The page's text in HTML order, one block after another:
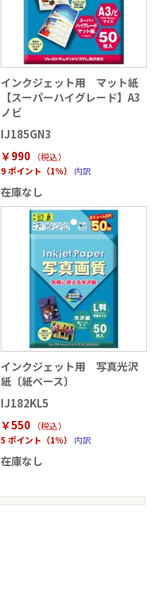
インクジェット用 マット紙
【スーパーハイグレード】A3
ノビ
IJ185GN3
￥990
（税込）
9 ポイント（1％）
内訳
在庫なし
インクジェット用 写真光沢
紙〔紙ベース〕
IJ182KL5
￥550
（税込）
5 ポイント（1％）
内訳
在庫なし